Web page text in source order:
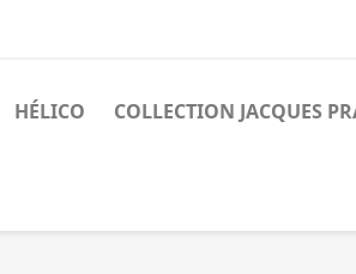
HÉLICO COLLECTION JACQUES